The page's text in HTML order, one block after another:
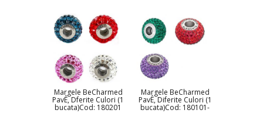
Margele BeCharmed
PavÊ, Dferite Culori (1
bucata)Cod: 180201
Margele BeCharmed
PavÊ, Diferite Culori (1
bucata)Cod: 180101-